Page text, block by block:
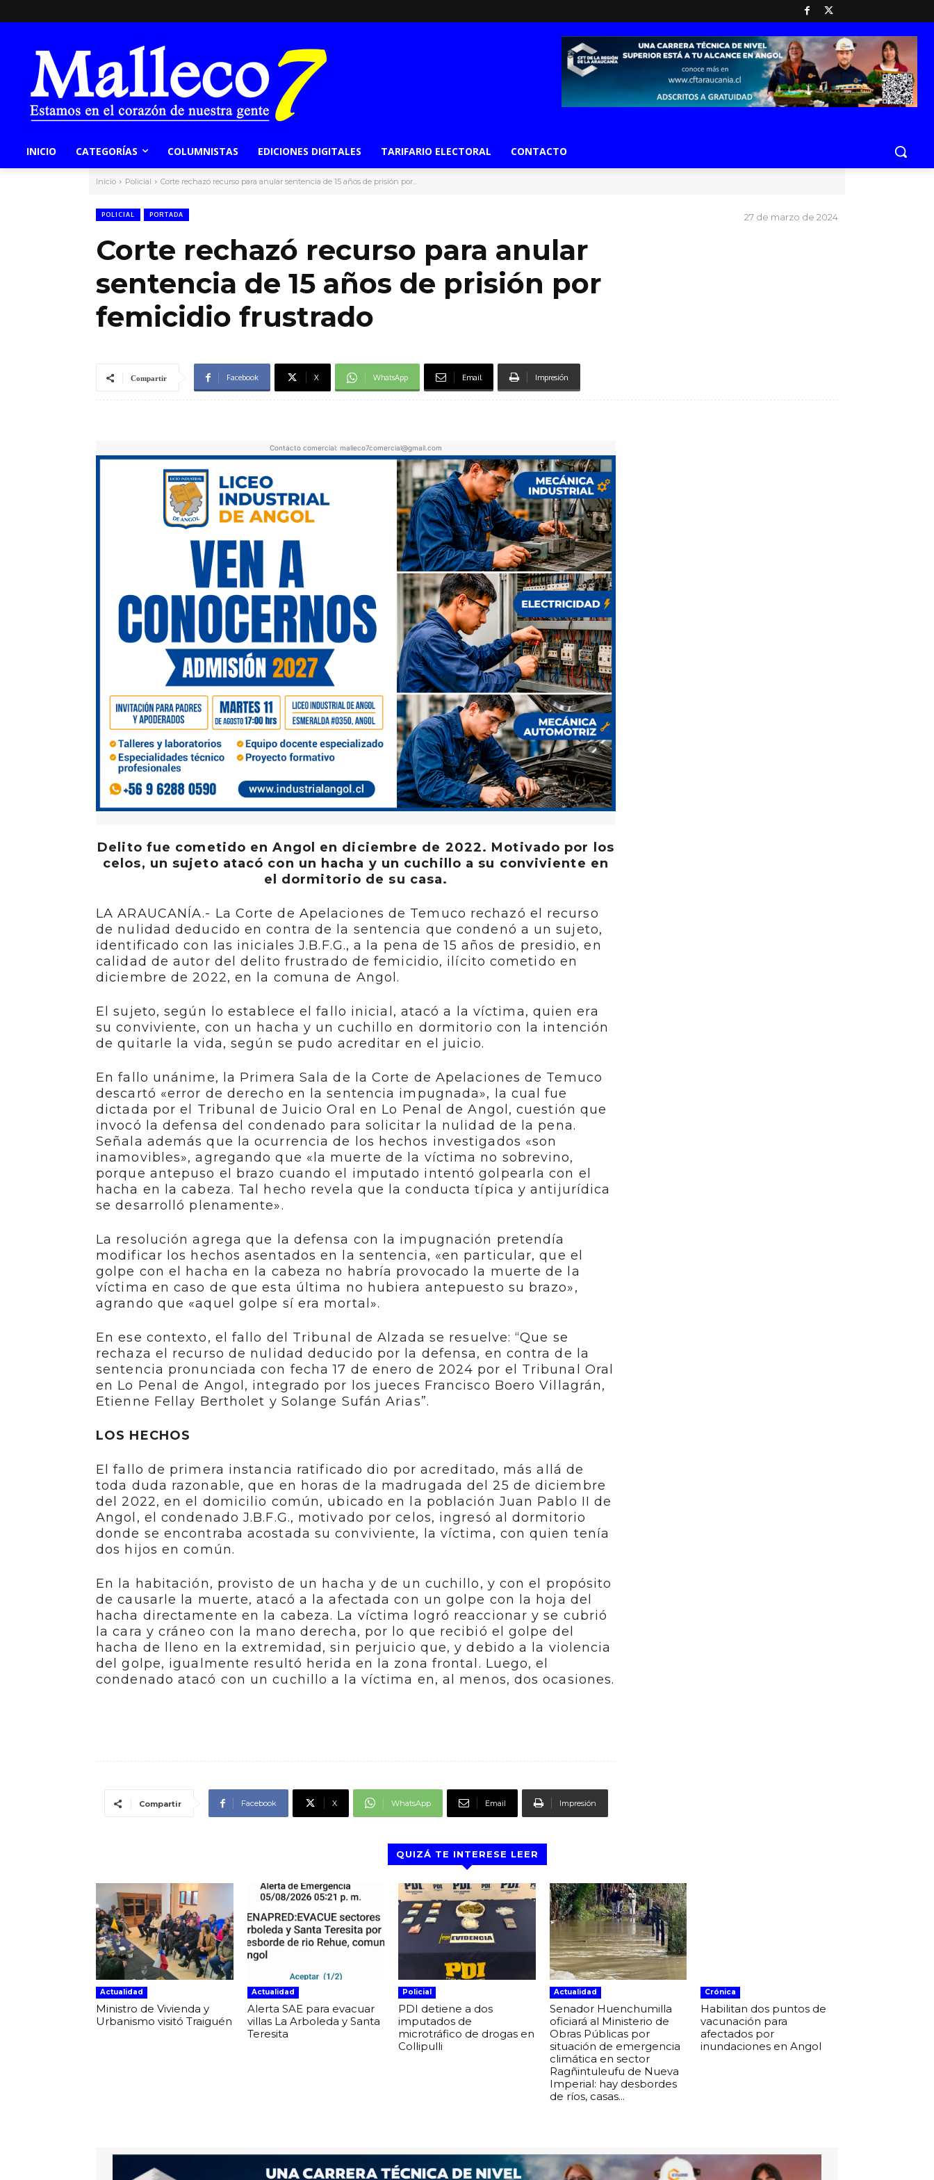
INICIO CATEGORÍAS COLUMNISTAS EDICIONES DIGITALES TARIFARIO ELECTORAL CONTACTO
Inicio Policial Corte rechazó recurso para anular sentencia de 15 años de prisión por...
POLICIAL PORTADA 27 de marzo de 2024
Corte rechazó recurso para anular
sentencia de 15 años de prisión por
femicidio frustrado
Compartir Facebook X WhatsApp Email Impresión
Contacto comercial: malleco7comercial@gmail.com
Delito fue cometido en Angol en diciembre de 2022. Motivado por los
celos, un sujeto atacó con un hacha y un cuchillo a su conviviente en
el dormitorio de su casa.
LA ARAUCANÍA.- La Corte de Apelaciones de Temuco rechazó el recurso
de nulidad deducido en contra de la sentencia que condenó a un sujeto,
identificado con las iniciales J.B.F.G., a la pena de 15 años de presidio, en
calidad de autor del delito frustrado de femicidio, ilícito cometido en
diciembre de 2022, en la comuna de Angol.
El sujeto, según lo establece el fallo inicial, atacó a la víctima, quien era
su conviviente, con un hacha y un cuchillo en dormitorio con la intención
de quitarle la vida, según se pudo acreditar en el juicio.
En fallo unánime, la Primera Sala de la Corte de Apelaciones de Temuco
descartó «error de derecho en la sentencia impugnada», la cual fue
dictada por el Tribunal de Juicio Oral en Lo Penal de Angol, cuestión que
invocó la defensa del condenado para solicitar la nulidad de la pena.
Señala además que la ocurrencia de los hechos investigados «son
inamovibles», agregando que «la muerte de la víctima no sobrevino,
porque antepuso el brazo cuando el imputado intentó golpearla con el
hacha en la cabeza. Tal hecho revela que la conducta típica y antijurídica
se desarrolló plenamente».
La resolución agrega que la defensa con la impugnación pretendía
modificar los hechos asentados en la sentencia, «en particular, que el
golpe con el hacha en la cabeza no habría provocado la muerte de la
víctima en caso de que esta última no hubiera antepuesto su brazo»,
agrando que «aquel golpe sí era mortal».
En ese contexto, el fallo del Tribunal de Alzada se resuelve: “Que se
rechaza el recurso de nulidad deducido por la defensa, en contra de la
sentencia pronunciada con fecha 17 de enero de 2024 por el Tribunal Oral
en Lo Penal de Angol, integrado por los jueces Francisco Boero Villagrán,
Etienne Fellay Bertholet y Solange Sufán Arias”.
LOS HECHOS
El fallo de primera instancia ratificado dio por acreditado, más allá de
toda duda razonable, que en horas de la madrugada del 25 de diciembre
del 2022, en el domicilio común, ubicado en la población Juan Pablo II de
Angol, el condenado J.B.F.G., motivado por celos, ingresó al dormitorio
donde se encontraba acostada su conviviente, la víctima, con quien tenía
dos hijos en común.
En la habitación, provisto de un hacha y de un cuchillo, y con el propósito
de causarle la muerte, atacó a la afectada con un golpe con la hoja del
hacha directamente en la cabeza. La víctima logró reaccionar y se cubrió
la cara y cráneo con la mano derecha, por lo que recibió el golpe del
hacha de lleno en la extremidad, sin perjuicio que, y debido a la violencia
del golpe, igualmente resultó herida en la zona frontal. Luego, el
condenado atacó con un cuchillo a la víctima en, al menos, dos ocasiones.
Compartir Facebook X WhatsApp Email Impresión
QUIZÁ TE INTERESE LEER
Actualidad
Ministro de Vivienda y
Urbanismo visitó Traiguén
Actualidad
Alerta SAE para evacuar
villas La Arboleda y Santa
Teresita
Policial
PDI detiene a dos
imputados de
microtráfico de drogas en
Collipulli
Actualidad
Senador Huenchumilla
oficiará al Ministerio de
Obras Públicas por
situación de emergencia
climática en sector
Ragñintuleufu de Nueva
Imperial: hay desbordes
de ríos, casas...
Crónica
Habilitan dos puntos de
vacunación para
afectados por
inundaciones en Angol